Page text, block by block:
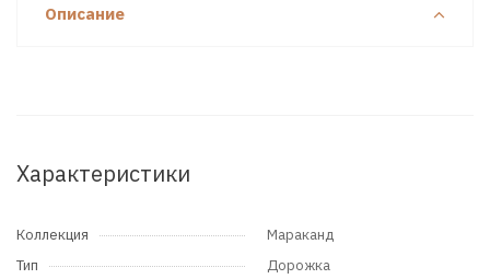
Описание
Характеристики
Коллекция
Мараканд
Тип
Дорожка